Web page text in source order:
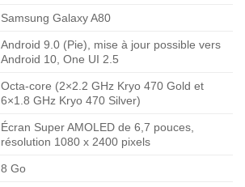
Samsung Galaxy A80
Android 9.0 (Pie), mise à jour possible vers
Android 10, One UI 2.5
Octa-core (2×2.2 GHz Kryo 470 Gold et
6×1.8 GHz Kryo 470 Silver)
Écran Super AMOLED de 6,7 pouces,
résolution 1080 x 2400 pixels
8 Go